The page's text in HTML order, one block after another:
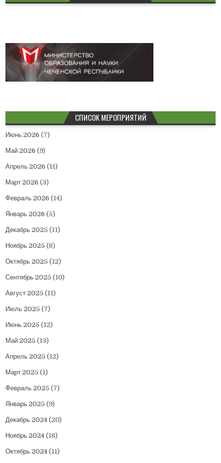
СПИСОК МЕРОПРИЯТИЙ
Июнь 2026 (7)
Май 2026 (9)
Апрель 2026 (11)
Март 2026 (3)
Февраль 2026 (14)
Январь 2026 (5)
Декабрь 2025 (11)
Ноябрь 2025 (8)
Октябрь 2025 (12)
Сентябрь 2025 (10)
Август 2025 (11)
Июль 2025 (7)
Июнь 2025 (12)
Май 2025 (13)
Апрель 2025 (12)
Март 2025 (1)
Февраль 2025 (7)
Январь 2025 (9)
Декабрь 2024 (20)
Ноябрь 2024 (18)
Октябрь 2024 (11)